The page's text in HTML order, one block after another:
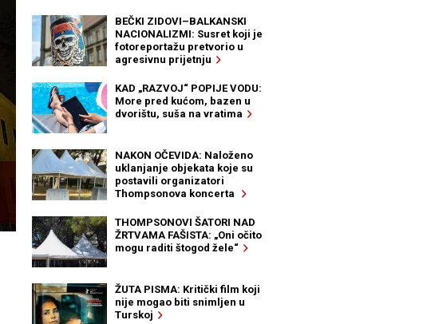
BEČKI ZIDOVI–BALKANSKI
NACIONALIZMI: Susret koji je
fotoreportažu pretvorio u
agresivnu prijetnju
KAD „RAZVOJ“ POPIJE VODU:
More pred kućom, bazen u
dvorištu, suša na vratima
NAKON OČEVIDA: Naloženo
uklanjanje objekata koje su
postavili organizatori
Thompsonova koncerta
THOMPSONOVI ŠATORI NAD
ŽRTVAMA FAŠISTA: „Oni očito
mogu raditi štogod žele“
ŽUTA PISMA: Kritički film koji
nije mogao biti snimljen u
Turskoj